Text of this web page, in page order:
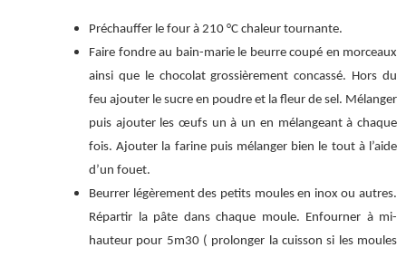
Préchauffer le four à 210 °C chaleur tournante.
Faire fondre au bain-marie le beurre coupé en morceaux
ainsi que le chocolat grossièrement concassé. Hors du
feu ajouter le sucre en poudre et la fleur de sel. Mélanger
puis ajouter les œufs un à un en mélangeant à chaque
fois. Ajouter la farine puis mélanger bien le tout à l’aide
d’un fouet.
Beurrer légèrement des petits moules en inox ou autres.
Répartir la pâte dans chaque moule. Enfourner à mi-
hauteur pour 5m30 ( prolonger la cuisson si les moules